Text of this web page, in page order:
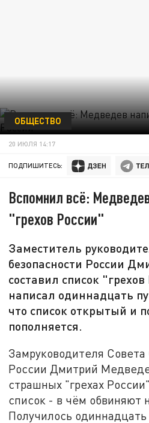
ОБЩЕСТВО
20 ИЮЛЯ 14:17
ПОДПИШИТЕСЬ:
Вспомнил всё:
"грехов России"
Заместитель
безопасности России
составил список
написал одиннадцать
что список открытый и
пополняется.
Замруководителя Совета
России Дмитрий
страшных "грехах
список - в чём обвиняют
Получилось